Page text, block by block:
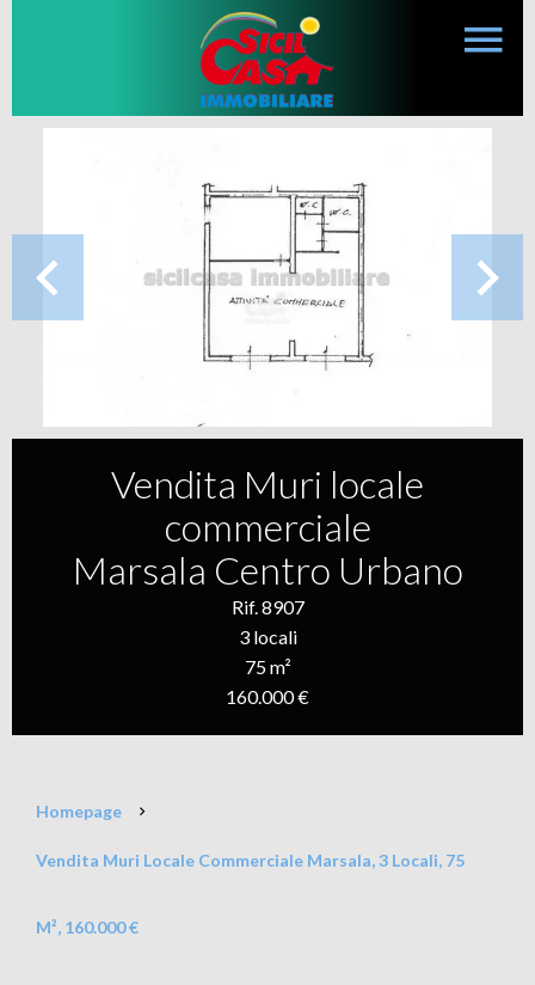
Vendita Muri locale
commerciale
Marsala Centro Urbano
Rif. 8907
3 locali
75 m²
160.000 €
Homepage
Vendita Muri Locale Commerciale Marsala, 3 Locali, 75
M², 160.000 €